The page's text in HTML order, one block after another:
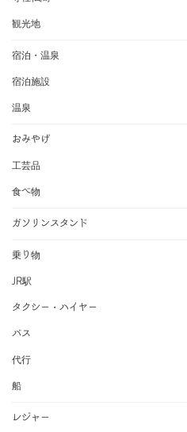
観光地
宿泊・温泉
宿泊施設
温泉
おみやげ
工芸品
食べ物
ガソリンスタンド
乗り物
JR駅
タクシー・ハイヤー
バス
代行
船
レジャー